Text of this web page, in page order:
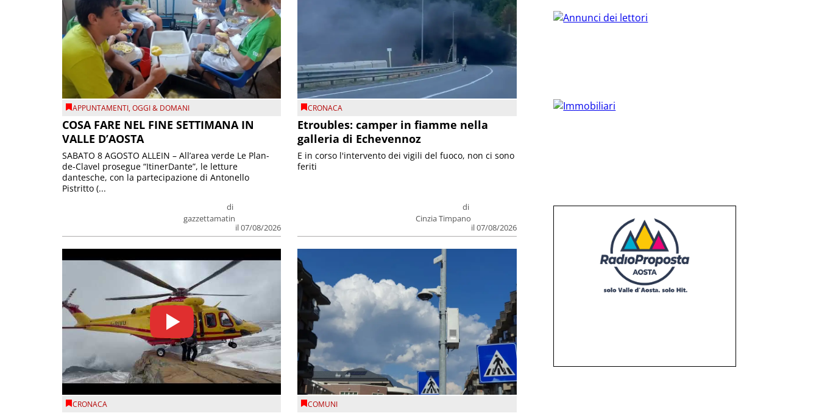
APPUNTAMENTI,OGGI & DOMANI
COSA FARE NEL FINE SETTIMANA IN
VALLE D’AOSTA
di
gazzettamatin
il 07/08/2026
SABATO 8 AGOSTO ALLEIN – All’area verde Le Plan-
de-Clavel prosegue “ItinerDante”, le letture
dantesche, con la partecipazione di Antonello
Pistritto (...
CRONACA
Etroubles: camper in fiamme nella
galleria di Echevennoz
di
Cinzia Timpano
il 07/08/2026
E in corso l'intervento dei vigili del fuoco, non ci sono
feriti
CRONACA COMUNI